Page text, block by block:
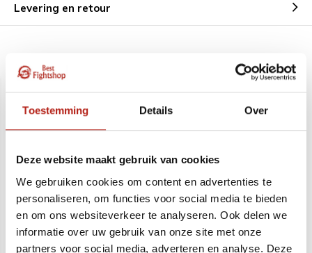
Toestemming Details Over
Deze website maakt gebruik van cookies
We gebruiken cookies om content en advertenties te
personaliseren, om functies voor social media te bieden
en om ons websiteverkeer te analyseren. Ook delen we
informatie over uw gebruik van onze site met onze
partners voor social media, adverteren en analyse. Deze
Levering en retour
Aanbevolen voor u
RLTD mouwloze Hoodie
Deliverytime
Slippers
Deliverytime